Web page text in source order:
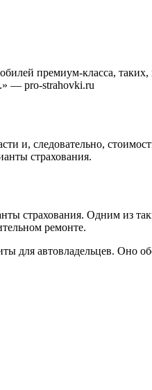
премиум-класса,
— pro-strahovki.ru
и, следовательно,
страхования.
страхования. Одним из
ремонте.
автовладельцев. Оно